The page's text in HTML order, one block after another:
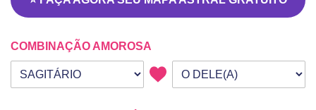
COMBINAÇÃO AMOROSA
Seu signo
Signo da outra pessoa